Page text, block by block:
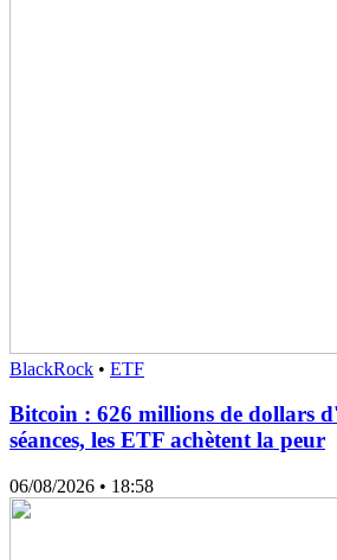
BlackRock • ETF
Bitcoin : 626 millions de dollars
séances, les ETF achètent la peur
06/08/2026 • 18:58